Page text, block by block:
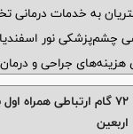
به خدمات درمانی
چشم‌پزشکی نور
جراحی و
۷۲ گام ارتباطی همراه
اربعین